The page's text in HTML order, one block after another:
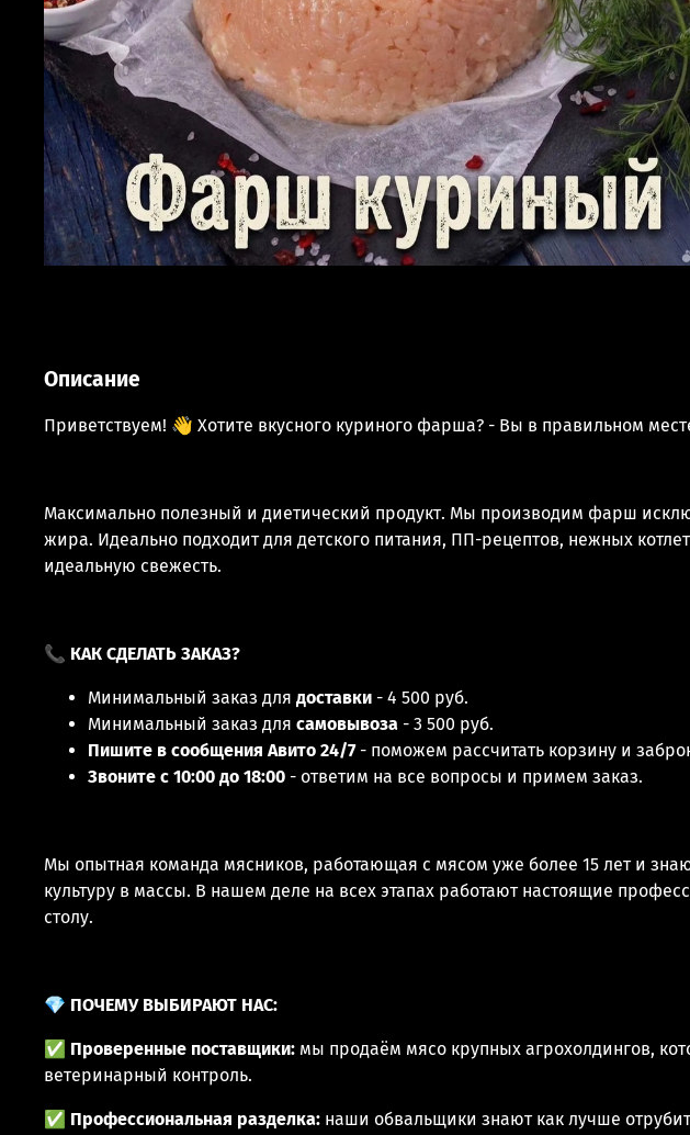
Описание
Приветствуем! 👋 Хотите вкусного куриного фарша? - Вы в правильном
Максимально полезный и диетический продукт. Мы производим фарш
жира. Идеально подходит для детского питания, ПП-рецептов, нежных
идеальную свежесть.
📞 КАК СДЕЛАТЬ ЗАКАЗ?
Минимальный заказ для доставки - 4 500 руб.
Минимальный заказ для самовывоза - 3 500 руб.
Пишите в сообщения Авито 24/7 - поможем рассчитать корзину и
Звоните с 10:00 до 18:00 - ответим на все вопросы и примем заказ.
Мы опытная команда мясников, работающая с мясом уже более 15 лет и
культуру в массы. В нашем деле на всех этапах работают настоящие
столу.
💎 ПОЧЕМУ ВЫБИРАЮТ НАС:
✅ Проверенные поставщики: мы продаём мясо крупных агрохолдингов,
ветеринарный контроль.
✅ Профессиональная разделка: наши обвальщики знают как лучше